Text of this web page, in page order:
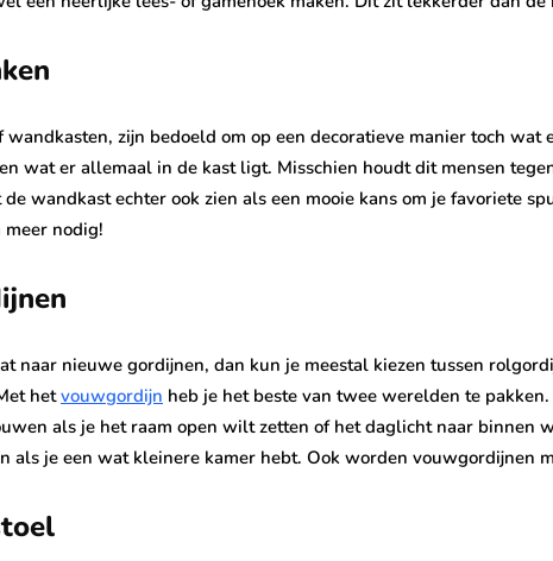
zijn bedoeld om op een decoratieve manier toch
wat er allemaal in de kast ligt. Misschien houdt dit mensen
de wandkast echter ook zien als een mooie kans om je favoriete
nodig!
naar nieuwe gordijnen, dan kun je meestal kiezen tussen
hetvouwgordijn heb je het beste van twee werelden te
als je het raam open wilt zetten of het daglicht naar
als je een wat kleinere kamer hebt. Ook worden vouwgordijnen